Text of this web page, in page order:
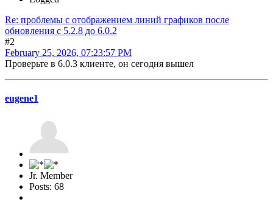
Re: проблемы с отображением линий графиков после
обновления c 5.2.8 до 6.0.2
#2
February 25, 2026, 07:23:57 PM
Проверьте в 6.0.3 клиенте, он сегодня вышел
eugene1
Jr. Member
Posts: 68